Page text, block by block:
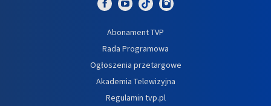
Abonament TVP
Rada Programowa
Ogłoszenia przetargowe
Akademia Telewizyjna
Regulamin tvp.pl